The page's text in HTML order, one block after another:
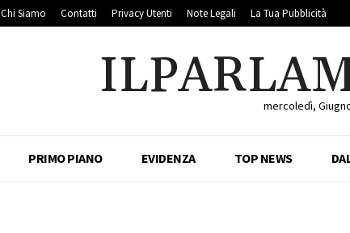
Chi Siamo Contatti Privacy Utenti Note Legali La Tua Pubblicità
mercoledì,
PRIMO PIANO EVIDENZA TOP NEWS